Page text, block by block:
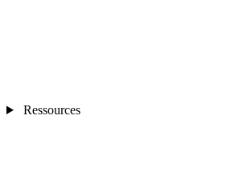
Ressources